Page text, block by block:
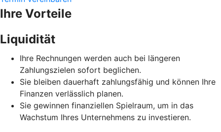
Ihre Vorteile
Liquidität
Ihre Rechnungen werden auch bei längeren
Zahlungszielen sofort beglichen.
Sie bleiben dauerhaft zahlungsfähig und können Ihre
Finanzen verlässlich planen.
Sie gewinnen finanziellen Spielraum, um in das
Wachstum Ihres Unternehmens zu investieren.